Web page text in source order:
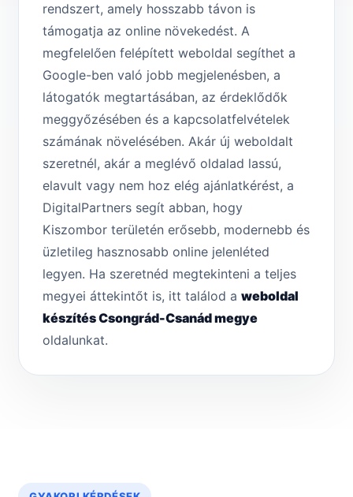
rendszert, amely hosszabb távon is
támogatja az online növekedést. A
megfelelően felépített weboldal segíthet a
Google-ben való jobb megjelenésben, a
látogatók megtartásában, az érdeklődők
meggyőzésében és a kapcsolatfelvételek
számának növelésében. Akár új weboldalt
szeretnél, akár a meglévő oldalad lassú,
elavult vagy nem hoz elég ajánlatkérést, a
DigitalPartners segít abban, hogy
Kiszombor területén erősebb, modernebb és
üzletileg hasznosabb online jelenléted
legyen. Ha szeretnéd megtekinteni a teljes
megyei áttekintőt is, itt találod a weboldal
készítés Csongrád-Csanád megye
oldalunkat.